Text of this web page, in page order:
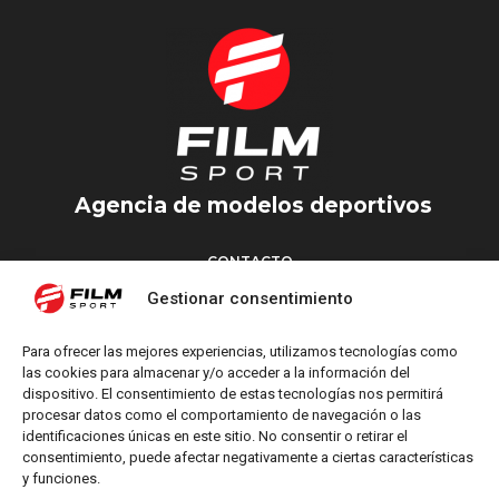
Gestionar consentimiento
Para ofrecer las mejores experiencias, utilizamos tecnologías como
las cookies para almacenar y/o acceder a la información del
dispositivo. El consentimiento de estas tecnologías nos permitirá
procesar datos como el comportamiento de navegación o las
identificaciones únicas en este sitio. No consentir o retirar el
consentimiento, puede afectar negativamente a ciertas características
y funciones.
Agencia de modelos deportivos
CONTACTO
Torrent d’en Vidalet, 51 baixos
M: info@filmsport.es
Aviso Legal
Política de Privacidad